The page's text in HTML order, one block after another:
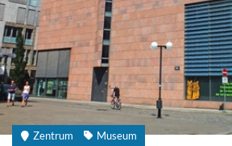
Zentrum Museum